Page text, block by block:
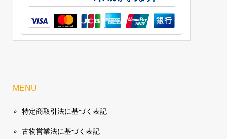
MENU
特定商取引法に基づく表記
古物営業法に基づく表記